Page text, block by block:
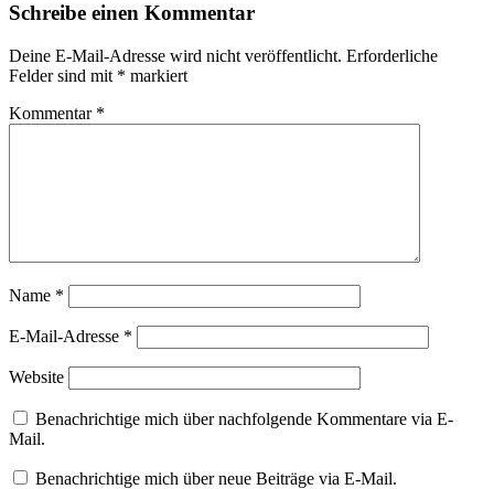
Schreibe einen Kommentar
Deine E-Mail-Adresse wird nicht veröffentlicht. Erforderliche
Felder sind mit * markiert
Kommentar *
Name *
E-Mail-Adresse *
Website
Benachrichtige mich über nachfolgende Kommentare via E-
Mail.
Benachrichtige mich über neue Beiträge via E-Mail.